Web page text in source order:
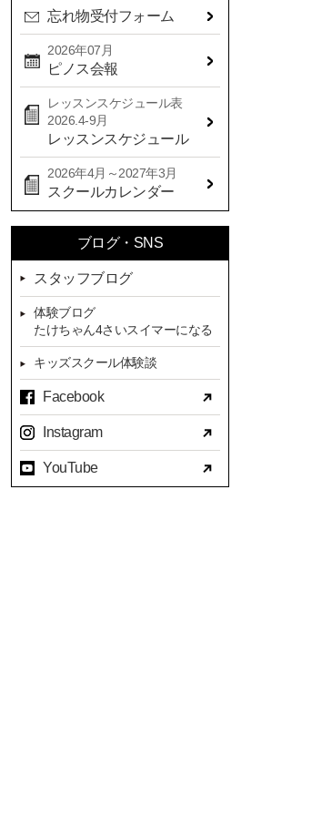
2024年08月(21)
2024年07月(20)
2024年06月(29)
2024年05月(22)
2024年04月(20)
2024年03月(16)
2024年02月(7)
2024年01月(8)
2023年12月(14)
2023年11月(13)
2023年10月(9)
2023年09月(10)
2023年08月(9)
2023年07月(17)
2023年06月(9)
2023年05月(11)
忘れ物受付フォーム
2026年07月
ピノス会報
レッスンスケジュール表
2026.4-9月
レッスンスケジュール
2026年4月～2027年3月
スクールカレンダー
ブログ・SNS
スタッフブログ
体験ブログ
たけちゃん4さいスイマーになる
キッズスクール体験談
Facebook
Instagram
YouTube